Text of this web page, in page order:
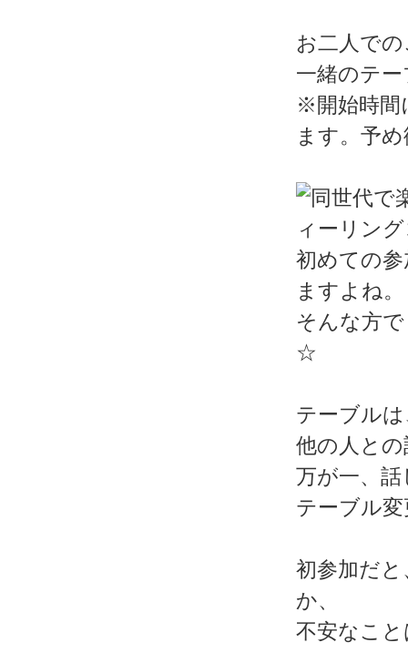
お二人で
一緒のテ
※開始時間
ます。予
初めての
ますよね。
そんな方
☆
テーブル
他の人と
万が一、
テーブル
初参加だ
か、
不安なこ